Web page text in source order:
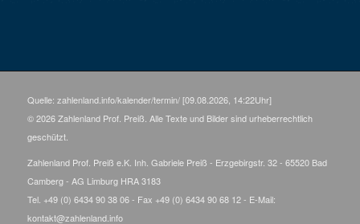
Quelle: zahlenland.info/kalender/termin/ [09.08.2026, 14:22Uhr]
© 2026 Zahlenland Prof. Preiß. Alle Texte und Bilder sind urheberrechtlich
geschützt.
Zahlenland Prof. Preiß e.K. Inh. Gabriele Preiß - Erzgebirgstr. 32 - 65520 Bad
Camberg - AG Limburg HRA 3183
Tel. +49 (0) 6434 90 38 06 - Fax +49 (0) 6434 90 68 12 - E-Mail:
kontakt@zahlenland.info